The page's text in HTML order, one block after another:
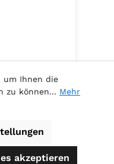
um Ihnen die
zu können... Mehr
akzeptieren